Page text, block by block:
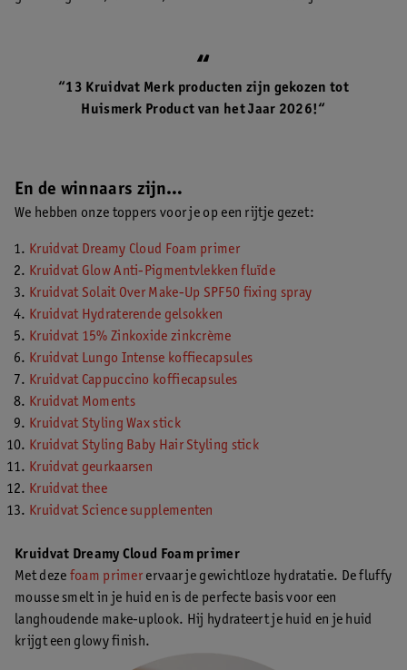
“13 Kruidvat Merk producten zijn gekozen tot
Huismerk Product van het Jaar 2026!“
En de winnaars zijn…
We hebben onze toppers voor je op een rijtje gezet:
Kruidvat Dreamy Cloud Foam primer
Kruidvat Glow Anti-Pigmentvlekken fluïde
Kruidvat Solait Over Make-Up SPF50 fixing spray
Kruidvat Hydraterende gelsokken
Kruidvat 15% Zinkoxide zinkcrème
Kruidvat Lungo Intense koffiecapsules
Kruidvat Cappuccino koffiecapsules
Kruidvat Moments
Kruidvat Styling Wax stick
Kruidvat Styling Baby Hair Styling stick
Kruidvat geurkaarsen
Kruidvat thee
Kruidvat Science supplementen
Kruidvat Dreamy Cloud Foam primer
Met deze foam primer ervaar je gewichtloze hydratatie. De fluffy
mousse smelt in je huid en is de perfecte basis voor een
langhoudende make-uplook. Hij hydrateert je huid en je huid
krijgt een glowy finish.